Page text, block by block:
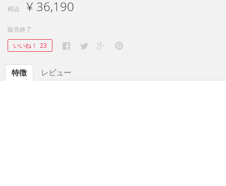
税込 ¥ 36,190
販売終了
いいね！ 23
特徴 レビュー